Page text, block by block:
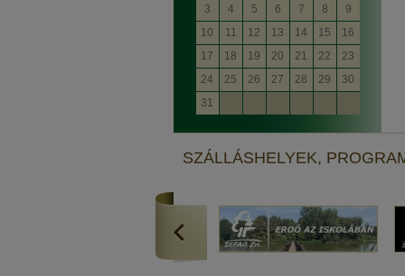
3
4 5 6 7 8
9
10
11 12 13 14 15
16
17
18 19 20 21 22
23
24
25 26 27 28 29
30
31
SZÁLLÁSHELYEK,